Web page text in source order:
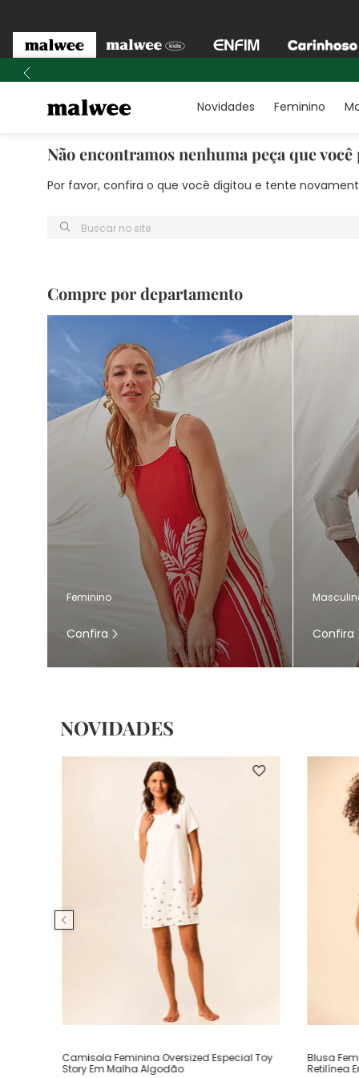
Novidades Feminino
Não encontramos nenhuma peça que
Por favor, confira o que você digitou e tente
Buscar no site
Compre por departamento
Feminino
Confira Confira
NOVIDADES
Camisola Feminina Oversized Especial Toy
Story Em Malha Algodão
Blusa
Retilínea